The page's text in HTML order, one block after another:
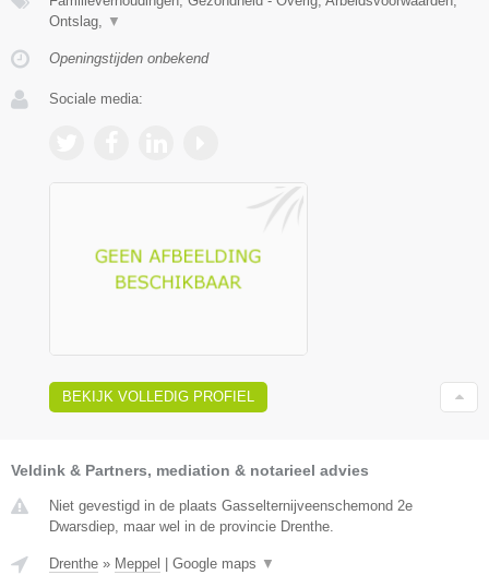
Ontslag, ▼
Openingstijden onbekend
Sociale media:
BEKIJK VOLLEDIG PROFIEL
Veldink & Partners, mediation & notarieel advies
Niet gevestigd in de plaats Gasselternijveenschemond 2e
Dwarsdiep, maar wel in de provincie Drenthe.
Drenthe » Meppel Google maps ▼